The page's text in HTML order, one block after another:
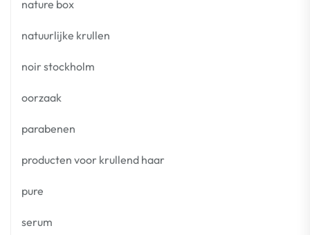
nature box
natuurlijke krullen
noir stockholm
oorzaak
parabenen
producten voor krullend haar
pure
serum